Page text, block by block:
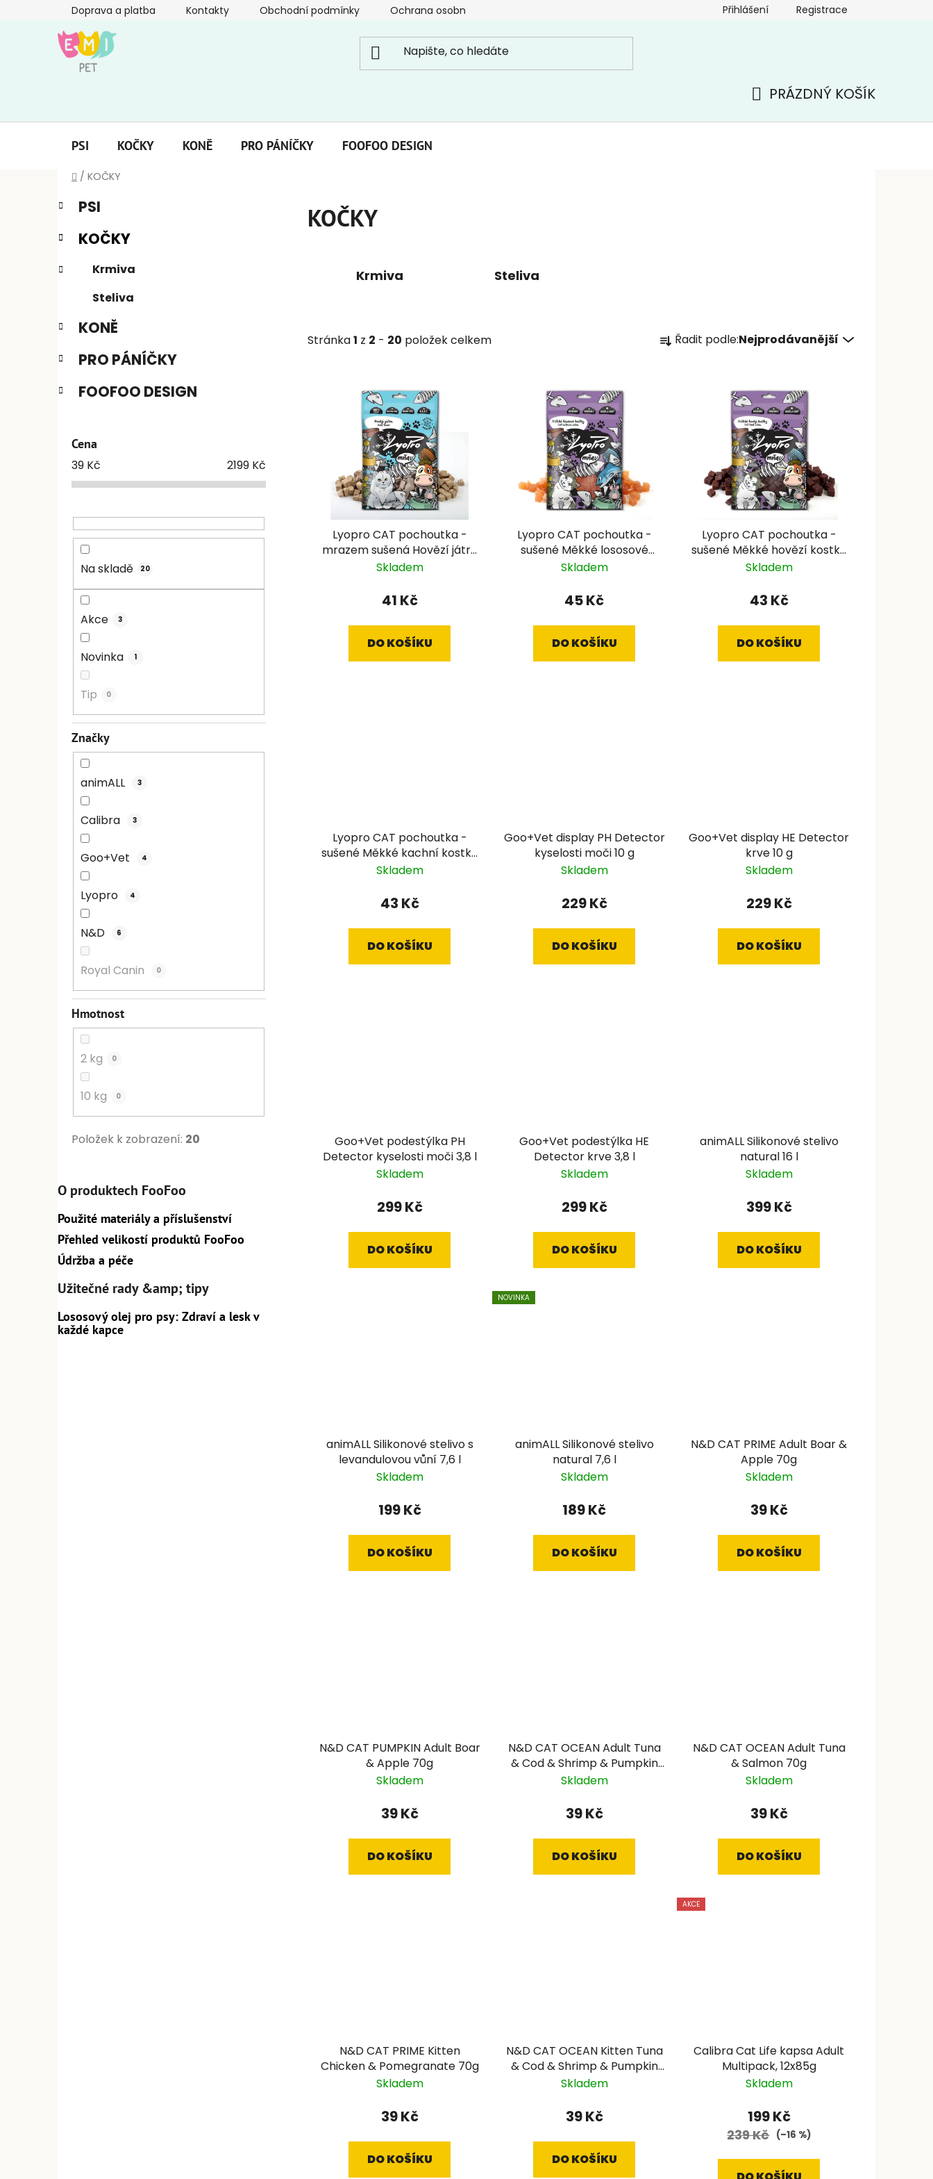
Doprava a platba Kontakty Obchodní podmínky Ochrana osobních údajů Přihlášení Registrace
PRÁZDNÝ KOŠÍK
PSI KOČKY KONĚ PRO PÁNÍČKY FOOFOO DESIGN
Domů
/ KOČKY
P
s
r
n
p
n
Přeskočit
kategorie
K
a
e
o
e
PSI
KOČKY
Krmiva
Steliva
KONĚ
PRO PÁNÍČKY
FOOFOO DESIGN
Cena
39 Kč 2199 Kč
Na skladě 20
Akce 3
Novinka 1
Tip 0
Značky
animALL 3
Calibra 3
Goo+Vet 4
Lyopro 4
N&D 6
Royal Canin 0
Hmotnost
2 kg 0
10 kg 0
Položek k zobrazení: 20
O produktech FooFoo
Použité materiály a příslušenství
Přehled velikostí produktů FooFoo
Údržba a péče
Užitečné rady &amp; tipy
Lososový olej pro psy: Zdraví a lesk v
každé kapce
KOČKY
Krmiva Steliva
Stránka1 z 2 - 20 položek celkem
a Řadit podle:Nejprodávanější
Lyopro CAT pochoutka -
mrazem sušená Hovězí játra
50g
Skladem
41 Kč
DO KOŠÍKU
Lyopro CAT pochoutka -
sušené Měkké lososové
kostky 70g
Skladem
45 Kč
DO KOŠÍKU
Lyopro CAT pochoutka -
sušené Měkké hovězí kostky
70g
Skladem
43 Kč
DO KOŠÍKU
Lyopro CAT pochoutka -
sušené Měkké kachní kostky
70g
Skladem
43 Kč
DO KOŠÍKU
Goo+Vet display PH Detector
kyselosti moči 10 g
Skladem
229 Kč
DO KOŠÍKU
Goo+Vet display HE Detector
krve 10 g
Skladem
229 Kč
DO KOŠÍKU
Goo+Vet podestýlka PH
Detector kyselosti moči 3,8 l
Skladem
299 Kč
DO KOŠÍKU
Goo+Vet podestýlka HE
Detector krve 3,8 l
Skladem
299 Kč
DO KOŠÍKU
animALL Silikonové stelivo
natural 16 l
Skladem
399 Kč
DO KOŠÍKU
animALL Silikonové stelivo s
levandulovou vůní 7,6 l
Skladem
199 Kč
DO KOŠÍKU
NOVINKA
animALL Silikonové stelivo
natural 7,6 l
Skladem
189 Kč
DO KOŠÍKU
N&D CAT PRIME Adult Boar &
Apple 70g
Skladem
39 Kč
DO KOŠÍKU
N&D CAT PUMPKIN Adult Boar
& Apple 70g
Skladem
39 Kč
DO KOŠÍKU
N&D CAT OCEAN Adult Tuna
& Cod & Shrimp & Pumpkin
70g
Skladem
39 Kč
DO KOŠÍKU
N&D CAT OCEAN Adult Tuna
& Salmon 70g
Skladem
39 Kč
DO KOŠÍKU
N&D CAT PRIME Kitten
Chicken & Pomegranate 70g
Skladem
39 Kč
DO KOŠÍKU
N&D CAT OCEAN Kitten Tuna
& Cod & Shrimp & Pumpkin
70g
Skladem
39 Kč
DO KOŠÍKU
AKCE
Calibra Cat Life kapsa Adult
Multipack, 12x85g
Skladem
199 Kč
239 Kč (–16 %)